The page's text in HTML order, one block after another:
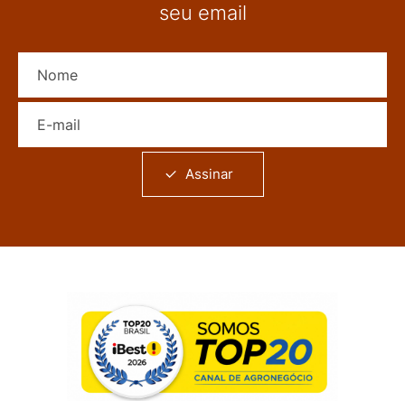
seu email
Assinar